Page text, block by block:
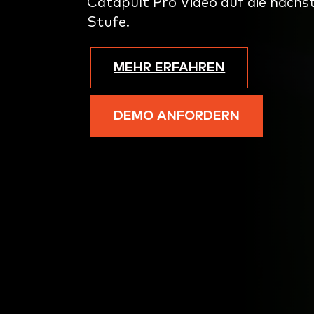
Catapult Pro Video auf die
Stufe.
MEHR ERFAHREN
DEMO ANFORDERN